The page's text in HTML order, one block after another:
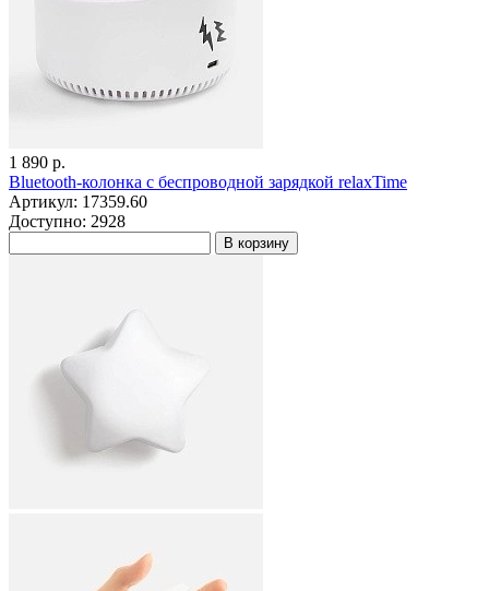
1 890 р.
Bluetooth-колонка с беспроводной зарядкой relaxTime
Артикул: 17359.60
Доступно: 2928
В корзину